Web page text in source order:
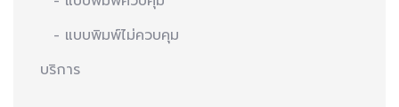
- แบบพิมพ์ไม่ควบคุม
บริการ